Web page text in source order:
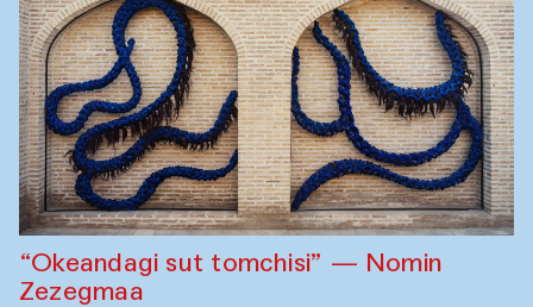
“Okeandagi sut tomchisi” — Nomin
Zezegmaa